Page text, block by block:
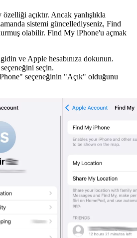
açıktır. Ancak yanlışlıkla
sistemi güncellediyseniz, Find
olabilir. Find My iPhone'u açmak
ve Apple hesabınıza dokunun.
seçin.
seçeneğinin "Açık" olduğunu